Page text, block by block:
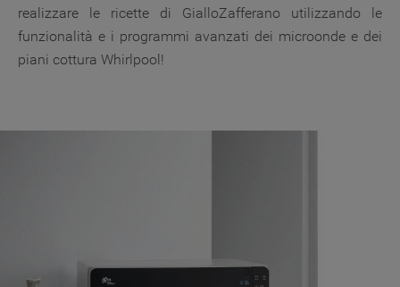
realizzare le ricette di GialloZafferano utilizzando le
funzionalità e i programmi avanzati dei microonde e dei
piani cottura Whirlpool!